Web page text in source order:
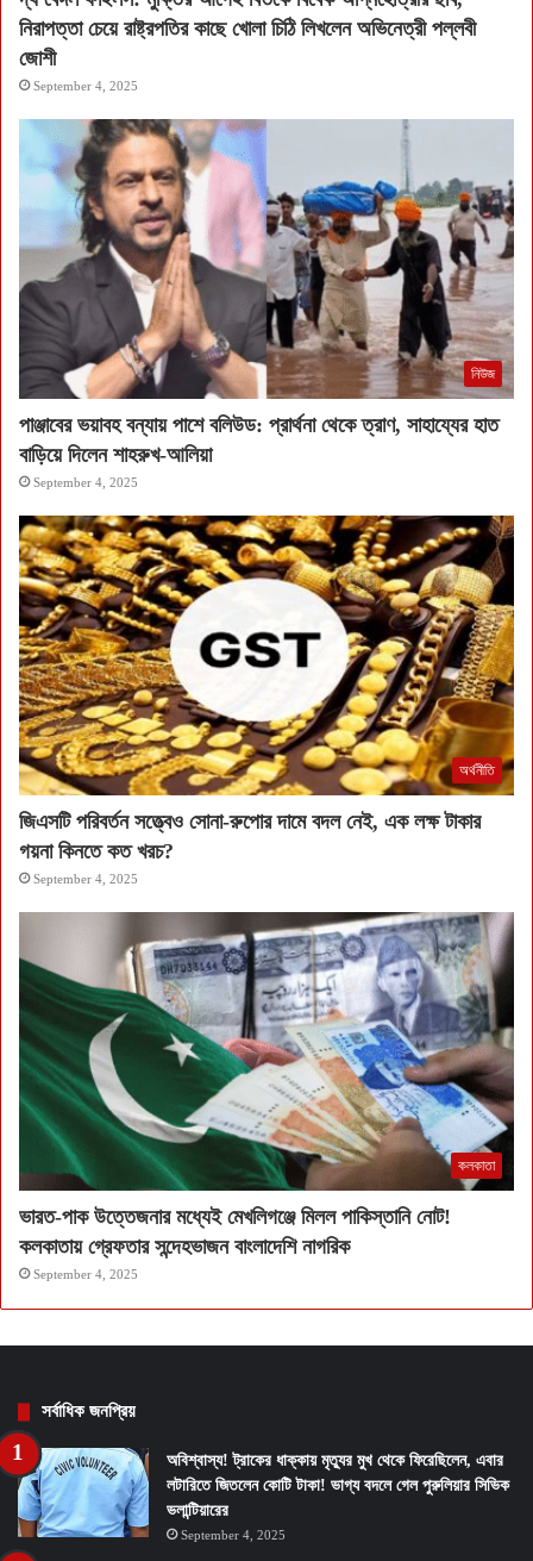
নিরাপত্তা চেয়ে রাষ্ট্রপতির কাছে খোলা চিঠি লিখলেন অভিনেত্রী পল্লবী
জোশী
September 4, 2025
নিউজ
পাঞ্জাবের ভয়াবহ বন্যায় পাশে বলিউড: প্রার্থনা থেকে ত্রাণ, সাহায্যের হাত
বাড়িয়ে দিলেন শাহরুখ-আলিয়া
September 4, 2025
অর্থনীতি
জিএসটি পরিবর্তন সত্ত্বেও সোনা-রুপোর দামে বদল নেই, এক লক্ষ টাকার
গয়না কিনতে কত খরচ?
September 4, 2025
কলকাতা
ভারত-পাক উত্তেজনার মধ্যেই মেখলিগঞ্জে মিলল পাকিস্তানি নোট!
কলকাতায় গ্রেফতার সন্দেহভাজন বাংলাদেশি নাগরিক
September 4, 2025
সর্বাধিক জনপ্রিয়
অবিশ্বাস্য! ট্রাকের ধাক্কায় মৃত্যুর মুখ থেকে ফিরেছিলেন, এবার
লটারিতে জিতলেন কোটি টাকা! ভাগ্য বদলে গেল পুরুলিয়ার সিভিক
ভলান্টিয়ারের
September 4, 2025